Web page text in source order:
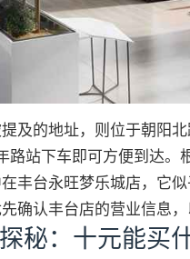
及的地址，则位于朝阳
路站下车即可方便到达。
丰台永旺梦乐城店，它
确认丰台店的营业信息，
秘：十元能买